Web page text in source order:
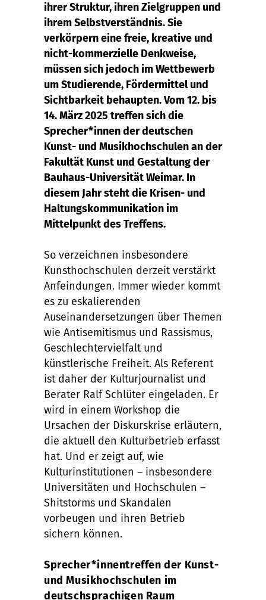
ihrer Struktur, ihren Zielgruppen und
ihrem Selbstverständnis. Sie
verkörpern eine freie, kreative und
nicht-kommerzielle Denkweise,
müssen sich jedoch im Wettbewerb
um Studierende, Fördermittel und
Sichtbarkeit behaupten. Vom 12. bis
14. März 2025 treffen sich die
Sprecher*innen der deutschen
Kunst- und Musikhochschulen an der
Fakultät Kunst und Gestaltung der
Bauhaus-Universität Weimar. In
diesem Jahr steht die Krisen- und
Haltungskommunikation im
Mittelpunkt des Treffens.
So verzeichnen insbesondere
Kunsthochschulen derzeit verstärkt
Anfeindungen. Immer wieder kommt
es zu eskalierenden
Auseinandersetzungen über Themen
wie Antisemitismus und Rassismus,
Geschlechtervielfalt und
künstlerische Freiheit. Als Referent
ist daher der Kulturjournalist und
Berater Ralf Schlüter eingeladen. Er
wird in einem Workshop die
Ursachen der Diskurskrise erläutern,
die aktuell den Kulturbetrieb erfasst
hat. Und er zeigt auf, wie
Kulturinstitutionen – insbesondere
Universitäten und Hochschulen –
Shitstorms und Skandalen
vorbeugen und ihren Betrieb
sichern können.
Sprecher*innentreffen der Kunst-
und Musikhochschulen im
deutschsprachigen Raum